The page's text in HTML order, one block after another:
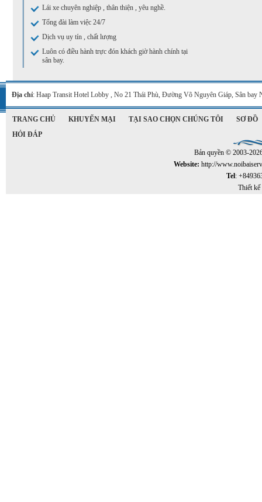
Lái xe chuyên nghiệp , thân thiện , yêu nghề.
Tổng đài làm việc 24/7
Dịch vụ uy tín , chất lượng
Luôn có điều hành trực đón khách giờ hành chính tại
sân bay.
Địa chỉ: Haap Transit Hotel Lobby , No 21 Thái Phù, Đường Võ Nguyên Giáp, Sân bay
TRANG CHỦ KHUYẾN MẠI TẠI SAO CHỌN CHÚNG TÔI
SƠ ĐỒ
HỎI ĐÁP
Bản quyền © 2003-
Website: http://
Tel:
Thiết kế